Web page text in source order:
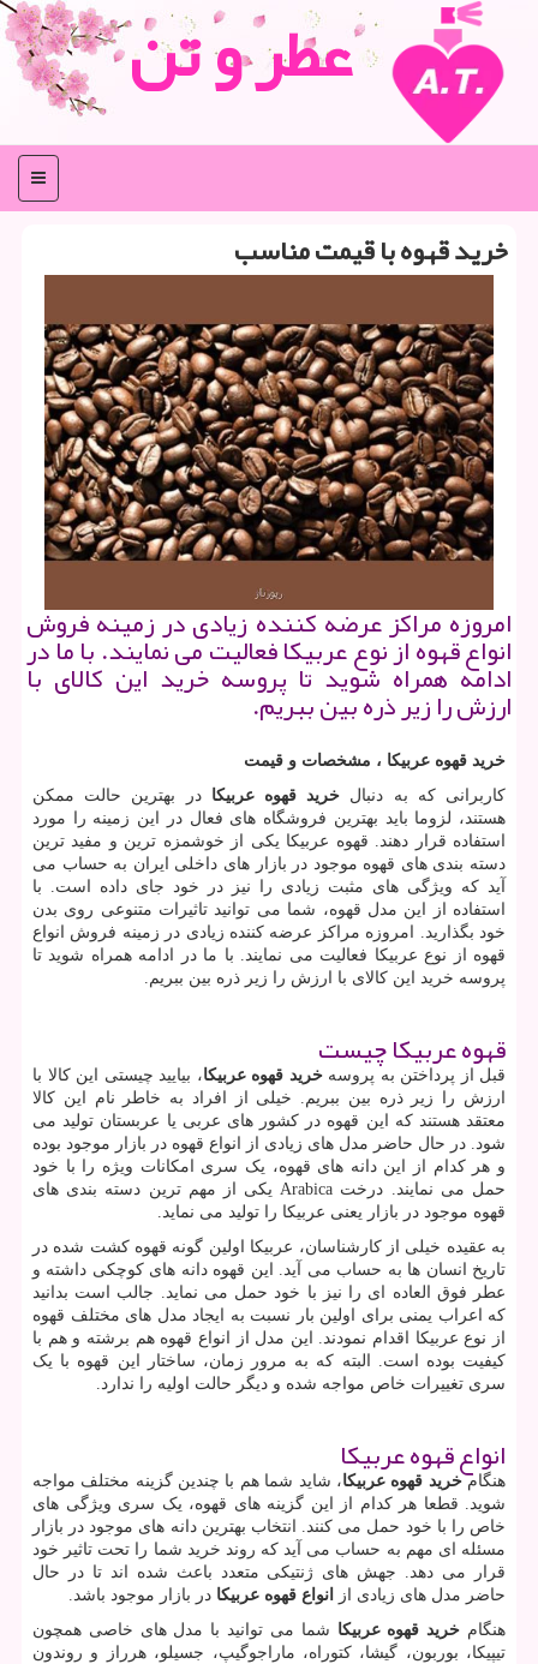
عطر و تن
منو
خرید قهوه با قیمت مناسب
امروزه مراکز عرضه کننده زیادی در زمینه فروش
انواع قهوه از نوع عربیکا فعالیت می نمایند. با ما در
ادامه همراه شوید تا پروسه خرید این کالای با
ارزش را زیر ذره بین ببریم.
خرید قهوه عربیکا ، مشخصات و قیمت
کاربرانی که به دنبال خرید قهوه عربیکا در بهترین حالت ممکن
هستند، لزوما باید بهترین فروشگاه های فعال در این زمینه را مورد
استفاده قرار دهند. قهوه عربیکا یکی از خوشمزه ترین و مفید ترین
دسته بندی های قهوه موجود در بازار های داخلی ایران به حساب می
آید که ویژگی های مثبت زیادی را نیز در خود جای داده است. با
استفاده از این مدل قهوه، شما می توانید تاثیرات متنوعی روی بدن
خود بگذارید. امروزه مراکز عرضه کننده زیادی در زمینه فروش انواع
قهوه از نوع عربیکا فعالیت می نمایند. با ما در ادامه همراه شوید تا
پروسه خرید این کالای با ارزش را زیر ذره بین ببریم.
قهوه عربیکا چیست
قبل از پرداختن به پروسهخرید قهوه عربیکا، بیایید چیستی این کالا با
ارزش را زیر ذره بین ببریم. خیلی از افراد به خاطر نام این کالا
معتقد هستند که این قهوه در کشور های عربی یا عربستان تولید می
شود. در حال حاضر مدل های زیادی از انواع قهوه در بازار موجود بوده
و هر کدام از این دانه های قهوه، یک سری امکانات ویژه را با خود
حمل می نمایند. درخت Arabica یکی از مهم ترین دسته بندی های
قهوه موجود در بازار یعنی عربیکا را تولید می نماید.
به عقیده خیلی از کارشناسان، عربیکا اولین گونه قهوه کشت شده در
تاریخ انسان ها به حساب می آید. این قهوه دانه های کوچکی داشته و
عطر فوق العاده ای را نیز با خود حمل می نماید. جالب است بدانید
که اعراب یمنی برای اولین بار نسبت به ایجاد مدل های مختلف قهوه
از نوع عربیکا اقدام نمودند. این مدل از انواع قهوه هم برشته و هم با
کیفیت بوده است. البته که به مرور زمان، ساختار این قهوه با یک
سری تغییرات خاص مواجه شده و دیگر حالت اولیه را ندارد.
انواع قهوه عربیکا
هنگامخرید قهوه عربیکا، شاید شما هم با چندین گزینه مختلف مواجه
شوید. قطعا هر کدام از این گزینه های قهوه، یک سری ویژگی های
خاص را با خود حمل می کنند. انتخاب بهترین دانه های موجود در بازار
مسئله ای مهم به حساب می آید که روند خرید شما را تحت تاثیر خود
قرار می دهد. جهش های ژنتیکی متعدد باعث شده اند تا در حال
حاضر مدل های زیادی از
انواع قهوه عربیکا در بازار موجود باشد.
هنگام خرید قهوه عربیکا شما می توانید با مدل های خاصی همچون
تیپیکا، بوربون، گیشا، کتوراه، ماراجوگیپ، جسیلو، هرراز و روندون